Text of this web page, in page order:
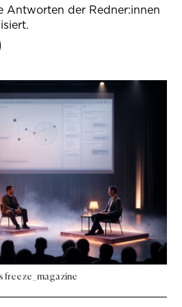
Antworten der Redner:innen
freeze_magazine